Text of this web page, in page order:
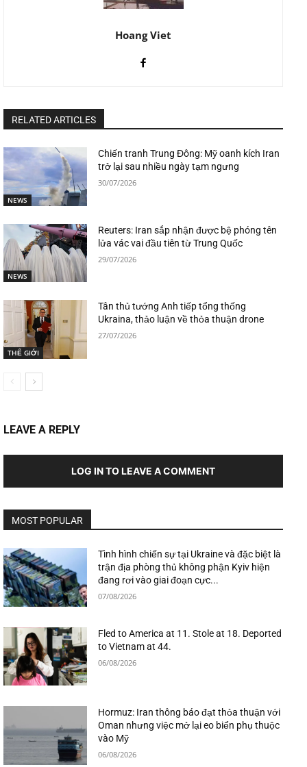
Hoang Viet
RELATED ARTICLES
NEWS
Chiến tranh Trung Đông: Mỹ oanh kích Iran
trở lại sau nhiều ngày tạm ngưng
30/07/2026
NEWS
Reuters: Iran sắp nhận được bệ phóng tên
lửa vác vai đầu tiên từ Trung Quốc
29/07/2026
THẾ GIỚI
Tân thủ tướng Anh tiếp tổng thống
Ukraina, thảo luận về thỏa thuận drone
27/07/2026
LEAVE A REPLY
LOG IN TO LEAVE A COMMENT
MOST POPULAR
Tình hình chiến sự tại Ukraine và đặc biệt là
trận địa phòng thủ không phận Kyiv hiện
đang rơi vào giai đoạn cực...
07/08/2026
Fled to America at 11. Stole at 18. Deported
to Vietnam at 44.
06/08/2026
Hormuz: Iran thông báo đạt thỏa thuận với
Oman nhưng việc mở lại eo biển phụ thuộc
vào Mỹ
06/08/2026